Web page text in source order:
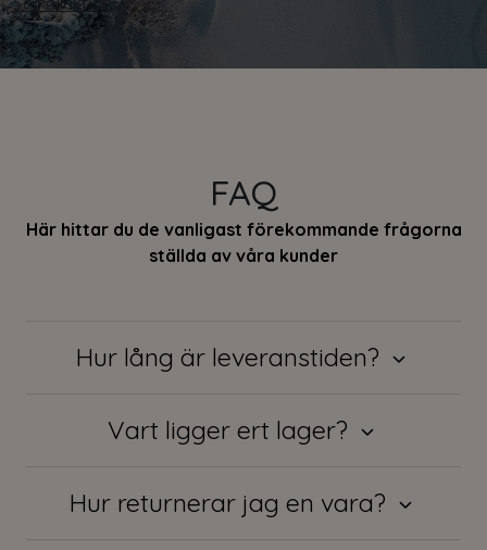
FAQ
Här hittar du de vanligast förekommande frågorna
ställda av våra kunder
Hur lång är leveranstiden?
Vart ligger ert lager?
Hur returnerar jag en vara?